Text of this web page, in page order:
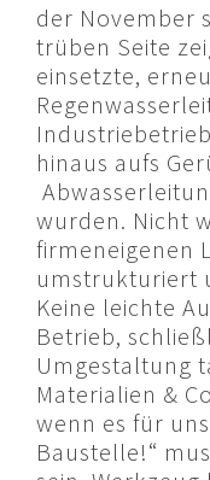
der November
trüben Seite
einsetzte,
hinaus aufs
wurden. Nicht
firmeneigenen
umstrukturiert
Keine leichte
Betrieb,
Umgestaltung
Materialien &
wenn es für
Baustelle!“